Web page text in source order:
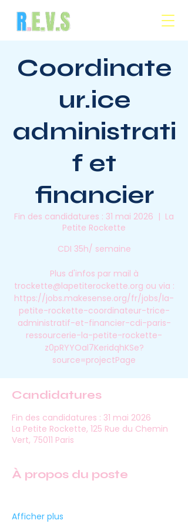
Coordinate
ur.ice
administrati
f et
financier
Fin des candidatures : 31 mai 2026
  |
La
Petite Rockette
CDI 35h/ semaine
Plus d'infos par mail à
trockette@lapetiterockette.org ou via :
https://jobs.makesense.org/fr/jobs/la-
petite-rockette-coordinateur-trice-
administratif-et-financier-cdi-paris-
ressourcerie-la-petite-rockette-
z0pRYYOal7KeridqhKSe?
source=projectPage
Candidatures
Fin des candidatures : 31 mai 2026
La Petite Rockette, 125 Rue du Chemin
Vert, 75011 Paris
À propos du poste
Afficher plus